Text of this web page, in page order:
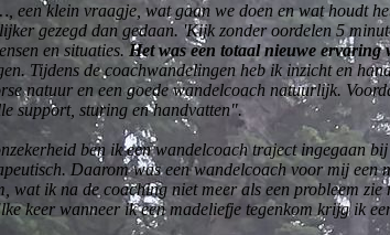
een klein vraagje, wat gaan we doen en wat houdt
gezegd dan gedaan. 'Kijk zonder oordelen 5
en situaties.Het was een totaal nieuwe ervaring
Tijdens de coachwandelingen heb ik inzicht en
natuur en een goede wandelcoach natuurlijk.
support, sturing en handvatten".
ben ik een wandelcoach traject
Daarom was een wandelcoach voor mij
wat ik na de coaching niet meer als een probleem
keer wanneer ik een madeliefje tegenkom krijg ik